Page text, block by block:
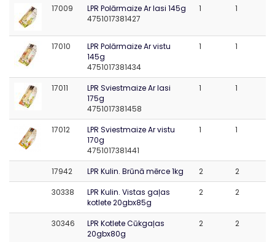
17009
LPR Polārmaize Ar lasi 145g
4751017381427
1 1
17010
LPR Polārmaize Ar vistu
145g
4751017381434
1 1
17011
LPR Sviestmaize Ar lasi
175g
4751017381458
1 1
17012
LPR Sviestmaize Ar vistu
170g
4751017381441
1 1
17942 LPR Kulin. Brūnā mērce 1kg 2
2
30338
LPR Kulin. Vistas gaļas
kotlete 20gbx85g
2 2
30346
LPR Kotlete Cūkgaļas
20gbx80g
2 2